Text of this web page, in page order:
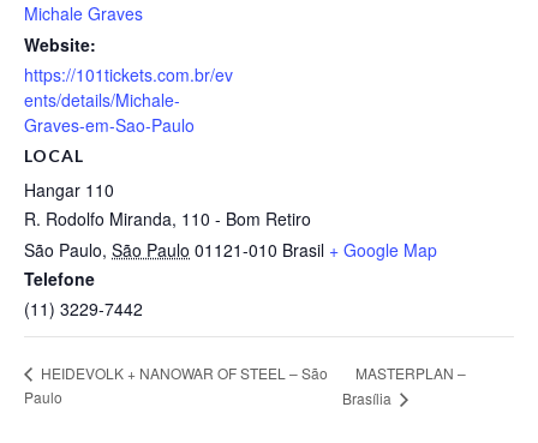
Michale Graves
Website:
https://101tickets.com.br/ev
ents/details/Michale-
Graves-em-Sao-Paulo
LOCAL
Hangar 110
R. Rodolfo Miranda, 110 - Bom Retiro
São Paulo, São Paulo 01121-010 Brasil + Google Map
Telefone
(11) 3229-7442
HEIDEVOLK + NANOWAR OF STEEL – São
Paulo
MASTERPLAN –
Brasília